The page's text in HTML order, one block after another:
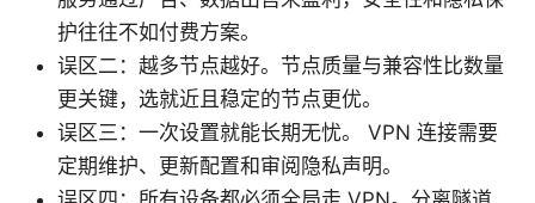
护往往不如付费方案。
误区二：越多节点越好。节点质量与兼容性比数量
更关键，选就近且稳定的节点更优。
误区三：一次设置就能长期无忧。 VPN 连接需要
定期维护、更新配置和审阅隐私声明。